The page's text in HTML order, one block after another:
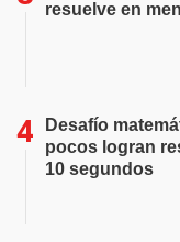
resuelve en
Desafío
pocos logran
10 segundos